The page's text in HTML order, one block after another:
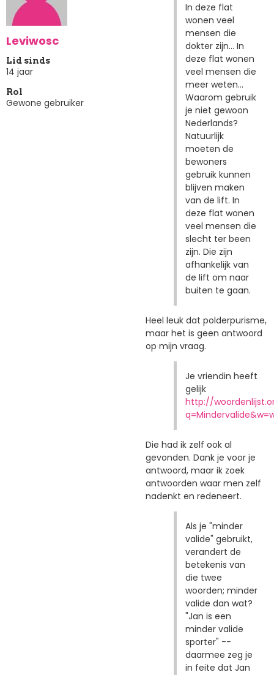
Leviwosc
Lid sinds
14 jaar
Rol
Gewone gebruiker
In deze flat
wonen veel
mensen die
dokter zijn... In
deze flat wonen
veel mensen die
meer weten...
Waarom gebruik
je niet gewoon
Nederlands?
Natuurlijk
moeten de
bewoners
gebruik kunnen
blijven maken
van de lift. In
deze flat wonen
veel mensen die
slecht ter been
zijn. Die zijn
afhankelijk van
de lift om naar
buiten te gaan.
Heel leuk dat polderpurisme,
maar het is geen antwoord
op mijn vraag.
Je vriendin heeft
gelijk
http://
Die had ik zelf ook al
gevonden. Dank je voor je
antwoord, maar ik zoek
antwoorden waar men zelf
nadenkt en redeneert.
Als je "minder
valide" gebruikt,
verandert de
betekenis van
die twee
woorden; minder
valide dan wat?
"Jan is een
minder valide
sporter" --
daarmee zeg je
in feite dat Jan